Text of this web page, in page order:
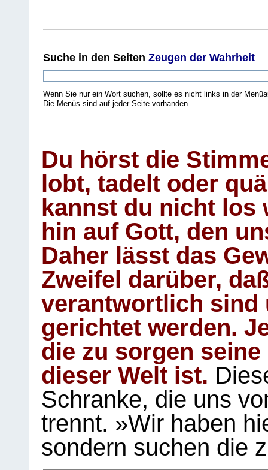
Suche in den Seiten Zeugen der Wahrheit
Wenn Sie nur ein Wort suchen, sollte es nicht links in der
Die Menüs sind auf jeder Seite vorhanden.
Du hörst die
lobt, tadelt oder
kannst du nicht los
hin auf Gott, den
Daher lässt das
Zweifel darüber,
verantwortlich sind
gerichtet werden.
die zu sorgen
dieser Welt ist.
Schranke, die uns
trennt. »Wir haben
sondern suchen die